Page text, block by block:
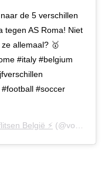
de 5 verschillen
tegen AS Roma! Niet
allemaal? 🥇
#italy #belgium
#soccer
België ⚡️ (@voetbalflitsen.be) op